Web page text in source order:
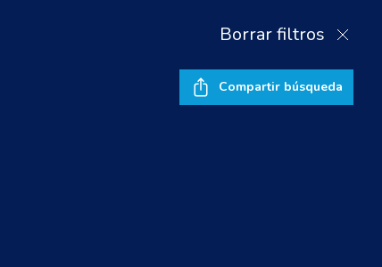
Borrar filtros
Compartir búsqueda